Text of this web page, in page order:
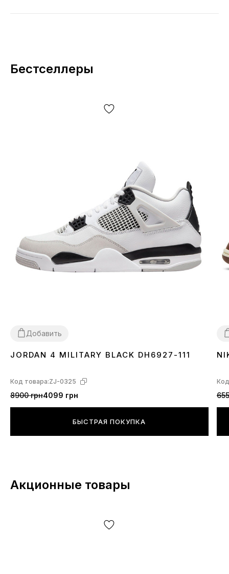
Бестселлеры
Добавить
363738394041 424344
JORDAN 4 MILITARY BLACK DH6927-111
Код товара:ZJ-0325
8900 грн4099 грн
БЫСТРАЯ ПОКУПКА
Акционные товары